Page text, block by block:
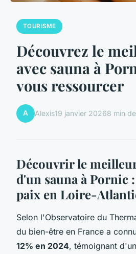
TOURISME
Découvrez le
avec sauna à
vous ressourcer
A Alexis19 janvier 20268 min
Découvrir le
d'un sauna à Pornic
paix en Loire-
Selon l'Observatoire du
du bien-être en France a
12% en 2024, témoignant